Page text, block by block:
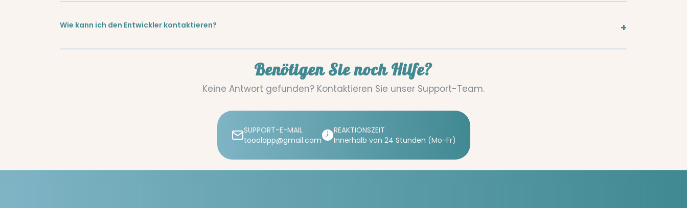
Wie kann ich den Entwickler kontaktieren?
Benötigen Sie noch Hilfe?
Keine Antwort gefunden? Kontaktieren Sie unser Support-Team.
SUPPORT-E-MAIL
tooolapp@gmail.com
REAKTIONSZEIT
Innerhalb von 24 Stunden (Mo-Fr)